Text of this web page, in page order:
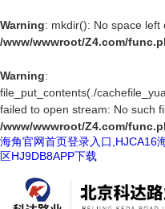
Warning: mkdir(): No space left
/www/wwwroot/Z4.com/
Warning:
file_put_contents(./
failed to open stream: No such
/www/wwwroot/Z4.com/
海角官网首页登录入口,HJCA16
区HJ9DB8APP下载